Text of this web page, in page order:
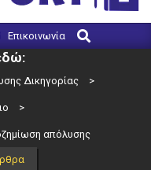
Επικοινωνία
Search
Δικηγορίας >
>
απόλυσης